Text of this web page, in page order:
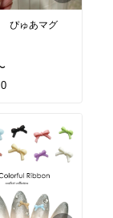
ぴゅあマグ
イル
イル
0